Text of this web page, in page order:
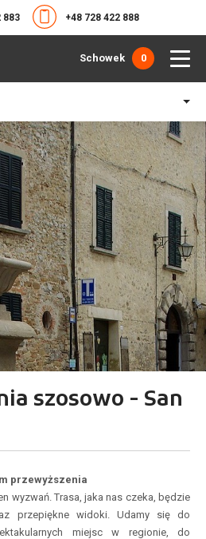
883 +48 728 422 888
Schowek 0
szosowo - San
przewyższenia
wyzwań. Trasa, jaka nas czeka, będzie
przepiękne widoki. Udamy się do
miejsc w regionie, do